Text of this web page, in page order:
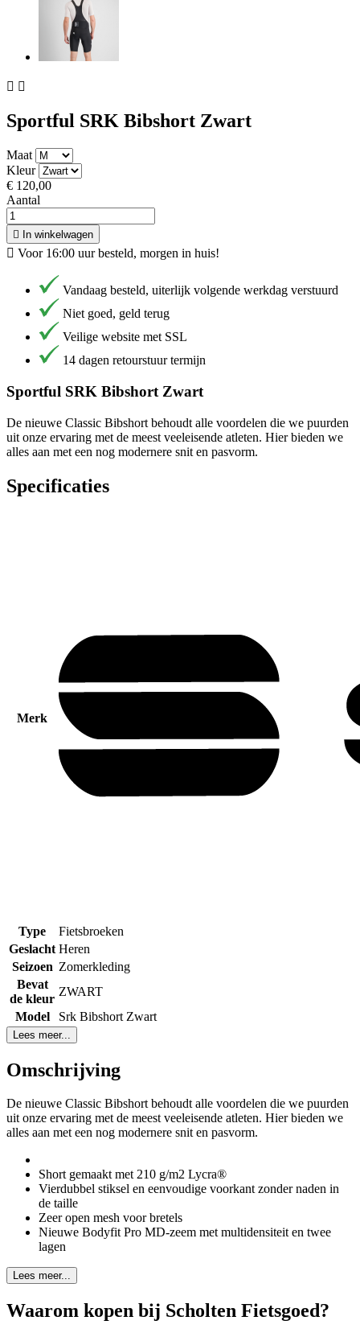
 
Sportful SRK Bibshort Zwart
Maat
Kleur
€ 120,00
Aantal
 In winkelwagen
 Voor 16:00 uur besteld, morgen in huis!
Vandaag besteld, uiterlijk volgende werkdag verstuurd
Niet goed, geld terug
Veilige website met SSL
14 dagen retourstuur termijn
Sportful SRK Bibshort Zwart
De nieuwe Classic Bibshort behoudt alle voordelen die we puurden
uit onze ervaring met de meest veeleisende atleten. Hier bieden we
alles aan met een nog modernere snit en pasvorm.
Specificaties
Merk
Type
Fietsbroeken
Geslacht Heren
Seizoen Zomerkleding
Bevat
de kleur
ZWART
Model
Srk Bibshort Zwart
Lees meer...
Omschrijving
De nieuwe Classic Bibshort behoudt alle voordelen die we puurden
uit onze ervaring met de meest veeleisende atleten. Hier bieden we
alles aan met een nog modernere snit en pasvorm.
Short gemaakt met 210 g/m2 Lycra®
Vierdubbel stiksel en eenvoudige voorkant zonder naden in
de taille
Zeer open mesh voor bretels
Nieuwe Bodyfit Pro MD-zeem met multidensiteit en twee
lagen
Lees meer...
Waarom kopen bij Scholten Fietsgoed?